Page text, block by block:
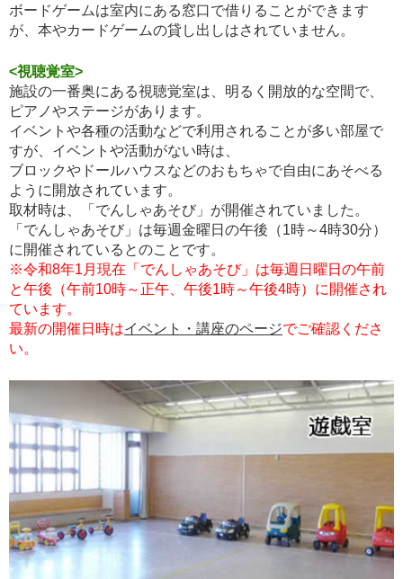
ボードゲームは室内にある窓口で借りることができます
が、本やカードゲームの貸し出しはされていません。
<視聴覚室>
施設の一番奥にある視聴覚室は、明るく開放的な空間で、
ピアノやステージがあります。
イベントや各種の活動などで利用されることが多い部屋で
すが、イベントや活動がない時は、
ブロックやドールハウスなどのおもちゃで自由にあそべる
ように開放されています。
取材時は、「でんしゃあそび」が開催されていました。
「でんしゃあそび」は毎週金曜日の午後（1時～4時30分）
に開催されているとのことです。
※令和8年1月現在「でんしゃあそび」は毎週日曜日の午前
と午後（午前10時～正午、午後1時～午後4時）に開催され
ています。
最新の開催日時はイベント・講座のページでご確認くださ
い。